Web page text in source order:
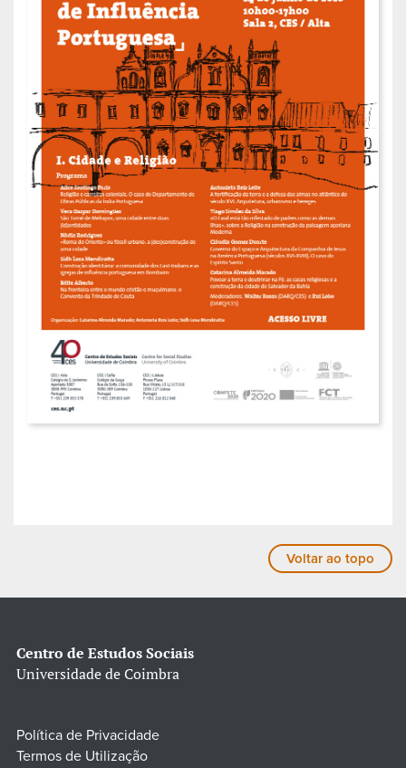
Voltar ao topo
Centro de Estudos Sociais
Universidade de Coimbra
Política de Privacidade
Termos de Utilização